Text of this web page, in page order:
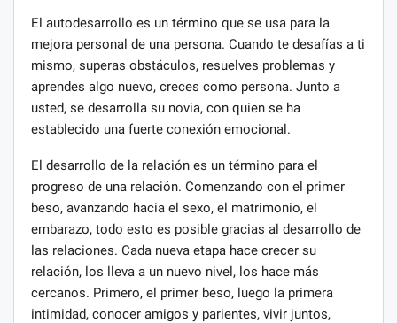
El autodesarrollo es un término que se usa para la
mejora personal de una persona. Cuando te desafías a ti
mismo, superas obstáculos, resuelves problemas y
aprendes algo nuevo, creces como persona. Junto a
usted, se desarrolla su novia, con quien se ha
establecido una fuerte conexión emocional.
El desarrollo de la relación es un término para el
progreso de una relación. Comenzando con el primer
beso, avanzando hacia el sexo, el matrimonio, el
embarazo, todo esto es posible gracias al desarrollo de
las relaciones. Cada nueva etapa hace crecer su
relación, los lleva a un nuevo nivel, los hace más
cercanos. Primero, el primer beso, luego la primera
intimidad, conocer amigos y parientes, vivir juntos,